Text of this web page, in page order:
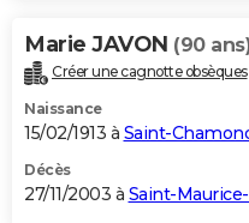
Marie JAVON (90
Créer une cagnotte obsèques
Naissance
15/02/1913 à Saint-
Décès
27/11/2003 à Saint-